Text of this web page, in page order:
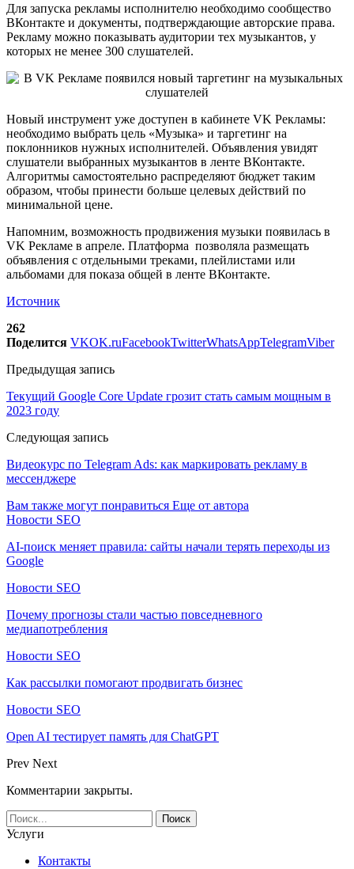
Для запуска рекламы исполнителю необходимо сообщество
ВКонтакте и документы, подтверждающие авторские права.
Рекламу можно показывать аудитории тех музыкантов, у
которых не менее 300 слушателей.
Новый инструмент уже доступен в кабинете VK Рекламы:
необходимо выбрать цель «Музыка» и таргетинг на
поклонников нужных исполнителей. Объявления увидят
слушатели выбранных музыкантов в ленте ВКонтакте.
Алгоритмы самостоятельно распределяют бюджет таким
образом, чтобы принести больше целевых действий по
минимальной цене.
Напомним, возможность продвижения музыки появилась в
VK Рекламе в апреле. Платформа позволяла размещать
объявления с отдельными треками, плейлистами или
альбомами для показа общей в ленте ВКонтакте.
Источник
262
Поделится VKOK.ruFacebookTwitterWhatsAppTelegramViber
Предыдущая запись
Текущий Google Core Update грозит стать самым мощным в
2023 году
Следующая запись
Видеокурс по Telegram Ads: как маркировать рекламу в
мессенджере
Вам также могут понравиться Еще от автора
Новости SEO
AI-поиск меняет правила: сайты начали терять переходы из
Google
Новости SEO
Почему прогнозы стали частью повседневного
медиапотребления
Новости SEO
Как рассылки помогают продвигать бизнес
Новости SEO
Open AI тестирует память для ChatGPT
Prev Next
Комментарии закрыты.
Услуги
Контакты